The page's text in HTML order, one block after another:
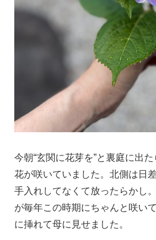
今朝“玄関に花芽を”と裏庭に出
花が咲いていました。北側は日
手入れしてなくて放ったらかし
が毎年この時期にちゃんと咲い
に挿れて母に見せました。